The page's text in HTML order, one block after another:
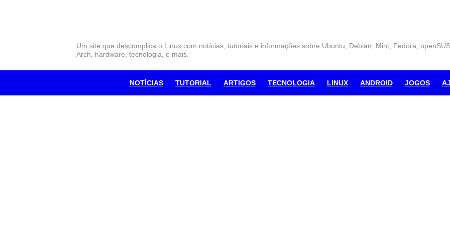
Um site que descomplica o Linux com notícias, tutoriais e informações sobre Ubuntu, Debian, Mint, Fedora,
Arch, hardware, tecnologia, e mais.
NOTÍCIAS TUTORIAL ARTIGOS TECNOLOGIA LINUX ANDROID JOGOS